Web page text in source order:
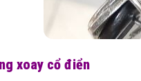
xoay cổ điển